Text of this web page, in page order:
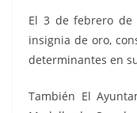
El 3 de febrero de
insignia de oro,
determinantes en
También El